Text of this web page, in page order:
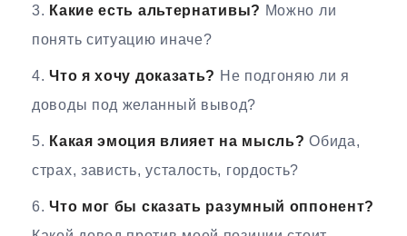
Какие есть альтернативы? Можно ли
понять ситуацию иначе?
Что я хочу доказать? Не подгоняю ли я
доводы под желанный вывод?
Какая эмоция влияет на мысль? Обида,
страх, зависть, усталость, гордость?
Что мог бы сказать разумный оппонент?